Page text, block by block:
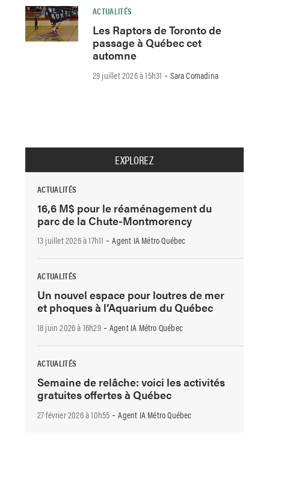
ACTUALITÉS
Les Raptors de Toronto de
passage à Québec cet
automne
29 juillet 2026 à 15h31 -Sara Comadina
EXPLOREZ
ACTUALITÉS
16,6 M$ pour le réaménagement du
parc de la Chute-Montmorency
13 juillet 2026 à 17h11 -Agent IA Métro Québec
ACTUALITÉS
Un nouvel espace pour loutres de mer
et phoques à l’Aquarium du Québec
18 juin 2026 à 16h29-Agent IA Métro Québec
ACTUALITÉS
Semaine de relâche: voici les activités
gratuites offertes à Québec
27 février 2026 à 10h55 -Agent IA Métro Québec